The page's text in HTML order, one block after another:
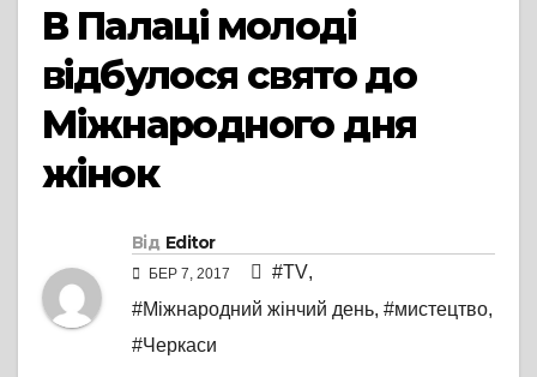
В Палаці молоді
відбулося свято до
Міжнародного дня
жінок
Від Editor
БЕР 7, 2017 #TV,
#Міжнародний жінчий день, #мистецтво,
#Черкаси